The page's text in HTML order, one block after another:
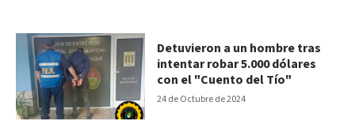
24 de Octubre de 2024
Detuvieron a un hombre tras
intentar robar 5.000 dólares
con el "Cuento del Tío"